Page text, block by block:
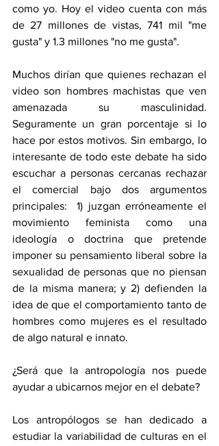
como yo. Hoy el video cuenta con más
de 27 millones de vistas, 741 mil "me
gusta" y 1.3 millones "no me gusta".
Muchos dirían que quienes rechazan el
video son hombres machistas que ven
amenazada su masculinidad.
Seguramente un gran porcentaje si lo
hace por estos motivos. Sin embargo, lo
interesante de todo este debate ha sido
escuchar a personas cercanas rechazar
el comercial bajo dos argumentos
principales:  1) juzgan erróneamente el
movimiento feminista como una
ideología o doctrina que pretende
imponer su pensamiento liberal sobre la
sexualidad de personas que no piensan
de la misma manera; y 2) defienden la
idea de que el comportamiento tanto de
hombres como mujeres es el resultado
de algo natural e innato.
¿Será que la antropología nos puede
ayudar a ubicarnos mejor en el debate?
Los antropólogos se han dedicado a
estudiar la variabilidad de culturas en el